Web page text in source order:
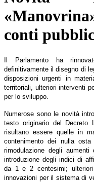
conti
Il Parlamento ha
definitivamente il disegno di
disposizioni urgenti in
territoriali, ulteriori interventi
per lo sviluppo.
Numerose sono le novità
testo originario del Decreto
risultano essere quelle in
contenimento dei nulla
rimodulazione degli
introduzione degli indici di
da 1 e 2 centesimi;
innovazioni per il sistema di